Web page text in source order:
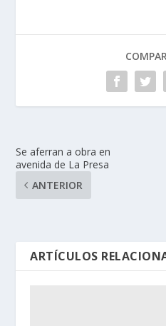
Se aferran a obra en
avenida de La Presa
ANTERIOR
ARTÍCULOS